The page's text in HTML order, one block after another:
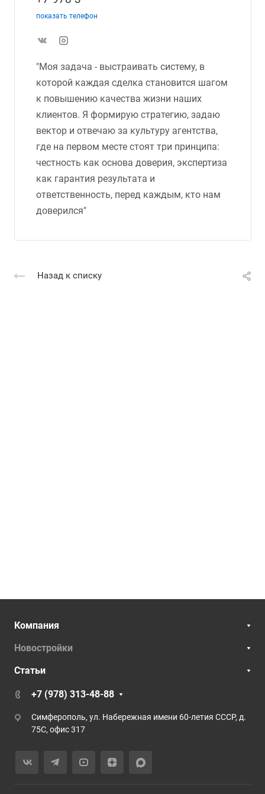
показать телефон
"Моя задача - выстраивать систему, в
которой каждая сделка становится шагом
к повышению качества жизни наших
клиентов. Я формирую стратегию, задаю
вектор и отвечаю за культуру агентства,
где на первом месте стоят три принципа:
честность как основа доверия, экспертиза
как гарантия результата и
ответственность, перед каждым, кто нам
доверился"
Назад к списку
Компания
Новостройки
Статьи
+7 (978) 313-48-88
Симферополь, ул. Набережная имени 60-летия СССР, д.
75С, офис 317